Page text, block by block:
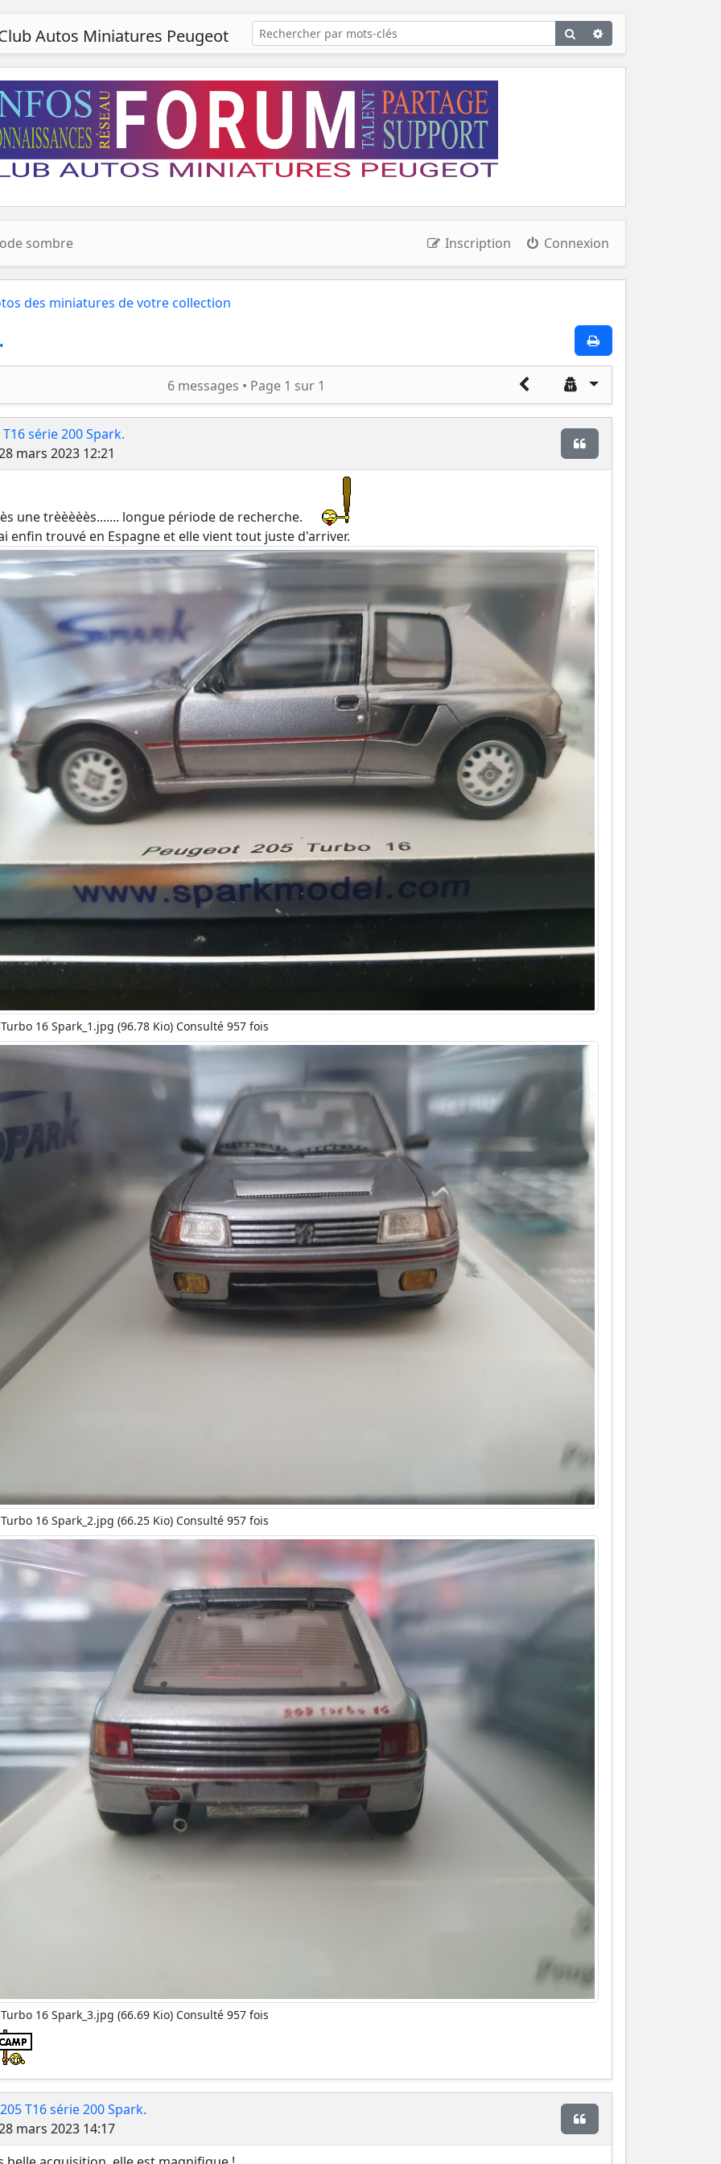
Autos Miniatures Peugeot Rechercher
avancée
sombre Inscription Connexion
des miniatures de votre collection
6 messages • Page 1 sur 1
T16 série 200 Spark.
mars 2023 12:21
une trèèèèès....... longue période de recherche.
enfin trouvé en Espagne et elle vient tout juste d'arriver.
16 Spark_1.jpg (96.78 Kio) Consulté 957 fois
16 Spark_2.jpg (66.25 Kio) Consulté 957 fois
16 Spark_3.jpg (66.69 Kio) Consulté 957 fois
T16 série 200 Spark.
mars 2023 14:17